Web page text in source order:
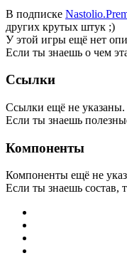
В подписке
других крутых штук ;)
У этой игры ещё нет
Если ты знаешь о чем
Ссылки
Ссылки ещё не указаны.
Если ты знаешь
Компоненты
Компоненты ещё не
Если ты знаешь состав,